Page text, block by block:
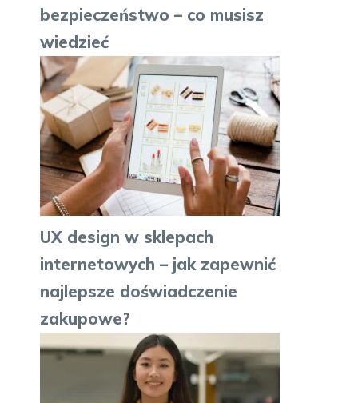
bezpieczeństwo – co musisz
wiedzieć
UX design w sklepach
internetowych – jak zapewnić
najlepsze doświadczenie
zakupowe?